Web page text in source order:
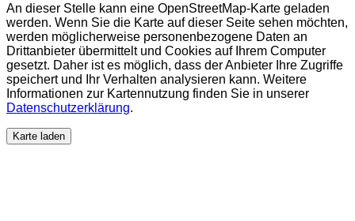
An dieser Stelle kann eine OpenStreetMap-Karte geladen
werden. Wenn Sie die Karte auf dieser Seite sehen möchten,
werden möglicherweise personenbezogene Daten an
Drittanbieter übermittelt und Cookies auf Ihrem Computer
gesetzt. Daher ist es möglich, dass der Anbieter Ihre Zugriffe
speichert und Ihr Verhalten analysieren kann. Weitere
Informationen zur Kartennutzung finden Sie in unserer
Datenschutzerklärung.
Karte laden